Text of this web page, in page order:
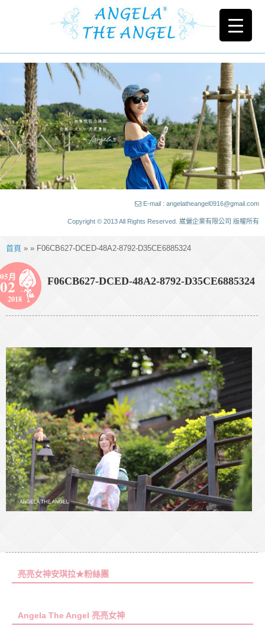
E-mail : angelatheangel0916@gmail.com
Copyright © 2013 All Rights Reserved. 崴儷企業有限公司 版權所有
首頁 » » F06CB627-DCED-48A2-8792-D35CE6885324
05月
02
2018
F06CB627-DCED-48A2-8792-D35CE6885324
亮亮女神安琪拉★粉絲團
Angela The Angel 亮亮女神